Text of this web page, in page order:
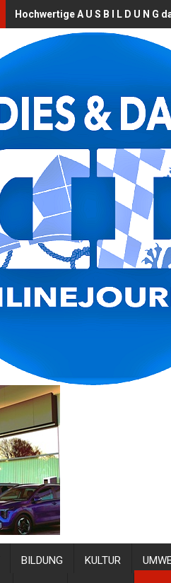
Hochwertige A U S B I L D U N
BILDUNG KULTUR